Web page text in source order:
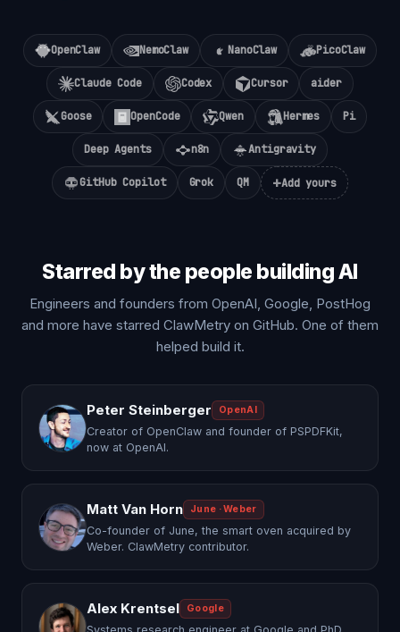
OpenClaw NemoClaw NanoClaw PicoClaw
Claude Code Codex Cursor aider
Goose OpenCode Qwen Hermes Pi
Deep Agents n8n Antigravity
GitHub Copilot Grok QM +Add yours
Starred by the people building AI
Engineers and founders from OpenAI, Google, PostHog
and more have starred ClawMetry on GitHub. One of them
helped build it.
Peter Steinberger OpenAI
Creator of OpenClaw and founder of PSPDFKit,
now at OpenAI.
Matt Van Horn June · Weber
Co-founder of June, the smart oven acquired by
Weber. ClawMetry contributor.
Alex Krentsel Google